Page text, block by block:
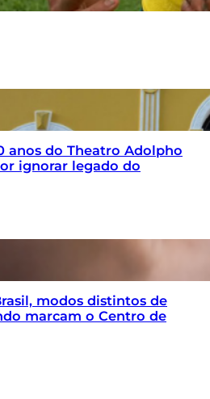
anos do Theatro Adolpho
ignorar legado do
modos distintos de
marcam o Centro de